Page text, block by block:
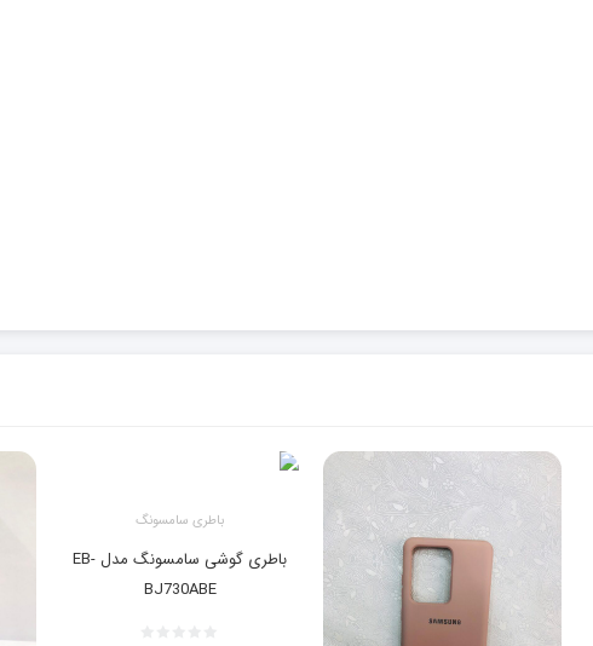
باطری سامسونگ
باطری گوشی سامسونگ مدل EB-
BJ730ABE